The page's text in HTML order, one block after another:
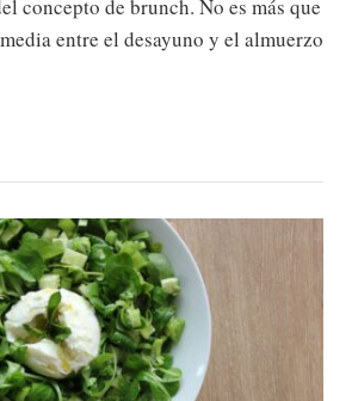
concepto de brunch. No es más que
entre el desayuno y el almuerzo